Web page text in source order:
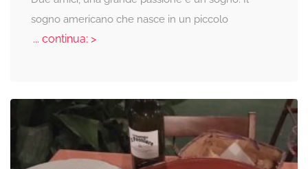
sogno americano che nasce in un piccolo
... continua: >